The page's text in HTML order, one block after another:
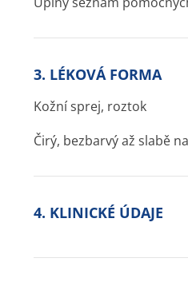
3. LÉKOVÁ FORMA
Kožní sprej, roztok
Čirý, bezbarvý až slabě
4. KLINICKÉ ÚDAJE